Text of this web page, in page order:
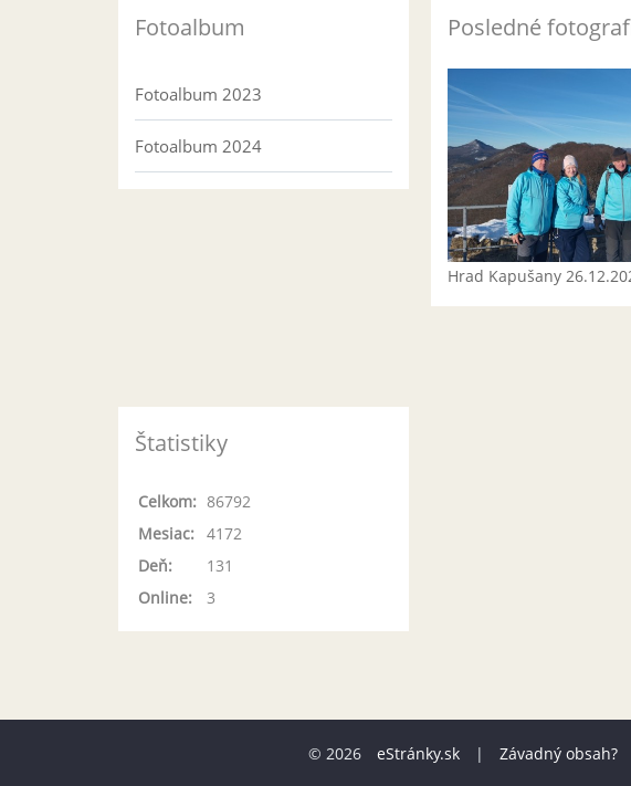
Fotoalbum
Fotoalbum 2023
Fotoalbum 2024
Posledné
Hrad Kapušany
Štatistiky
Online: 3
Celkom: 86792
Mesiac: 4172
Deň:
131
© 2026 eStránky.sk | Závadný obsah?